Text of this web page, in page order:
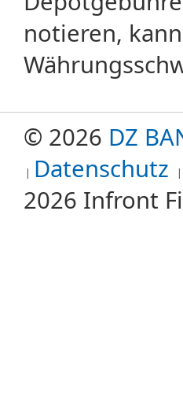
notieren,
© 2026 DZ
Datenschutz
2026 Infront